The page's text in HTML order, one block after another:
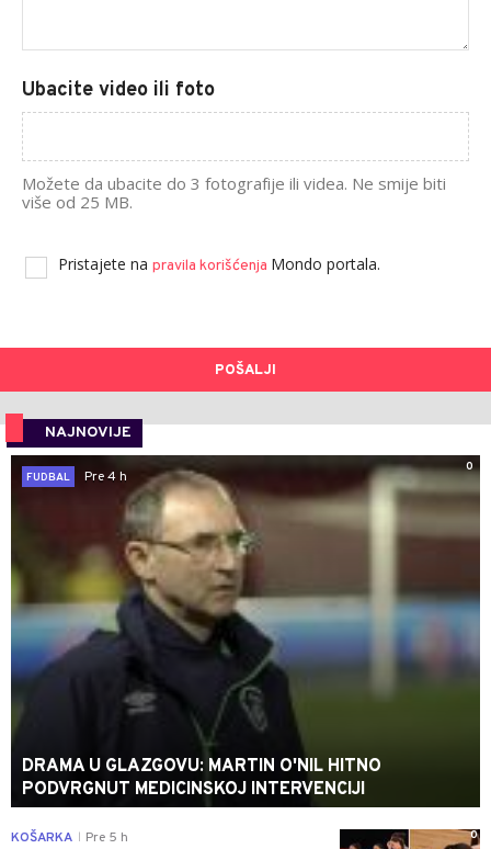
Ubacite video ili foto
Možete da ubacite do 3 fotografije ili videa. Ne smije biti
više od 25 MB.
Pristajete na pravila korišćenja Mondo portala.
POŠALJI
NAJNOVIJE
0
FUDBAL
Pre 4 h
DRAMA U GLAZGOVU: MARTIN O'NIL HITNO
PODVRGNUT MEDICINSKOJ INTERVENCIJI
0
KOŠARKA Pre 5 h